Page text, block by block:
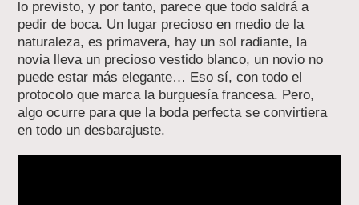
lo previsto, y por tanto, parece que todo saldrá a
pedir de boca. Un lugar precioso en medio de la
naturaleza, es primavera, hay un sol radiante, la
novia lleva un precioso vestido blanco, un novio no
puede estar más elegante… Eso sí, con todo el
protocolo que marca la burguesía francesa. Pero,
algo ocurre para que la boda perfecta se convirtiera
en todo un desbarajuste.